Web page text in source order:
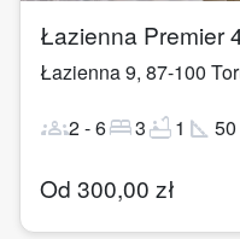
Łazienna Premier
Łazienna 9, 87-100
groups2-6bed3bathtub1 square_foot 50
Od 300,00 zł